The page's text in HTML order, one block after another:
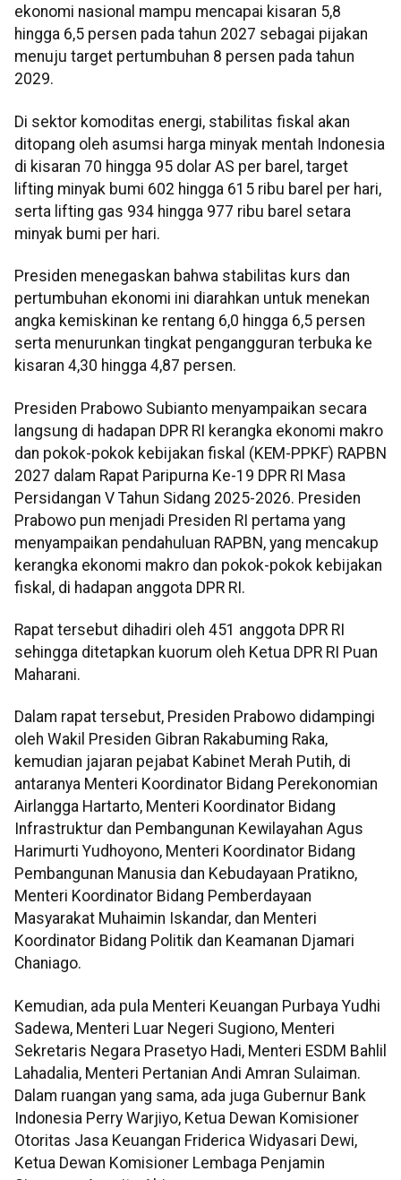
ekonomi nasional mampu mencapai kisaran 5,8
hingga 6,5 persen pada tahun 2027 sebagai pijakan
menuju target pertumbuhan 8 persen pada tahun
2029.
Di sektor komoditas energi, stabilitas fiskal akan
ditopang oleh asumsi harga minyak mentah Indonesia
di kisaran 70 hingga 95 dolar AS per barel, target
lifting minyak bumi 602 hingga 615 ribu barel per hari,
serta lifting gas 934 hingga 977 ribu barel setara
minyak bumi per hari.
Presiden menegaskan bahwa stabilitas kurs dan
pertumbuhan ekonomi ini diarahkan untuk menekan
angka kemiskinan ke rentang 6,0 hingga 6,5 persen
serta menurunkan tingkat pengangguran terbuka ke
kisaran 4,30 hingga 4,87 persen.
Presiden Prabowo Subianto menyampaikan secara
langsung di hadapan DPR RI kerangka ekonomi makro
dan pokok-pokok kebijakan fiskal (KEM-PPKF) RAPBN
2027 dalam Rapat Paripurna Ke-19 DPR RI Masa
Persidangan V Tahun Sidang 2025-2026. Presiden
Prabowo pun menjadi Presiden RI pertama yang
menyampaikan pendahuluan RAPBN, yang mencakup
kerangka ekonomi makro dan pokok-pokok kebijakan
fiskal, di hadapan anggota DPR RI.
Rapat tersebut dihadiri oleh 451 anggota DPR RI
sehingga ditetapkan kuorum oleh Ketua DPR RI Puan
Maharani.
Dalam rapat tersebut, Presiden Prabowo didampingi
oleh Wakil Presiden Gibran Rakabuming Raka,
kemudian jajaran pejabat Kabinet Merah Putih, di
antaranya Menteri Koordinator Bidang Perekonomian
Airlangga Hartarto, Menteri Koordinator Bidang
Infrastruktur dan Pembangunan Kewilayahan Agus
Harimurti Yudhoyono, Menteri Koordinator Bidang
Pembangunan Manusia dan Kebudayaan Pratikno,
Menteri Koordinator Bidang Pemberdayaan
Masyarakat Muhaimin Iskandar, dan Menteri
Koordinator Bidang Politik dan Keamanan Djamari
Chaniago.
Kemudian, ada pula Menteri Keuangan Purbaya Yudhi
Sadewa, Menteri Luar Negeri Sugiono, Menteri
Sekretaris Negara Prasetyo Hadi, Menteri ESDM Bahlil
Lahadalia, Menteri Pertanian Andi Amran Sulaiman.
Dalam ruangan yang sama, ada juga Gubernur Bank
Indonesia Perry Warjiyo, Ketua Dewan Komisioner
Otoritas Jasa Keuangan Friderica Widyasari Dewi,
Ketua Dewan Komisioner Lembaga Penjamin